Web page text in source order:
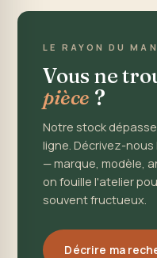
LE RAYON DU
Vous ne
pièce ?
Notre stock
ligne. Décrivez-
— marque, modèle,
on fouille l'atelier
souvent fructueux.
Décrire ma